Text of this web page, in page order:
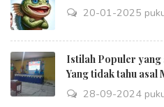
20-01-2025
Istilah Populer
Yang tidak tahu asal
28-09-2024